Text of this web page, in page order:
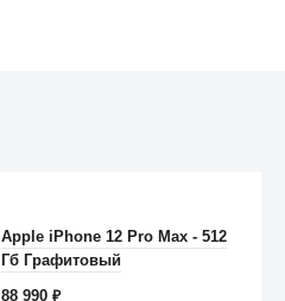
Anker
Apple iPhone 12 Pro Max - 512
Гб Графитовый
88 990₽